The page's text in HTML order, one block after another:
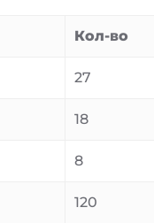
Кол-во
27
18
8
120